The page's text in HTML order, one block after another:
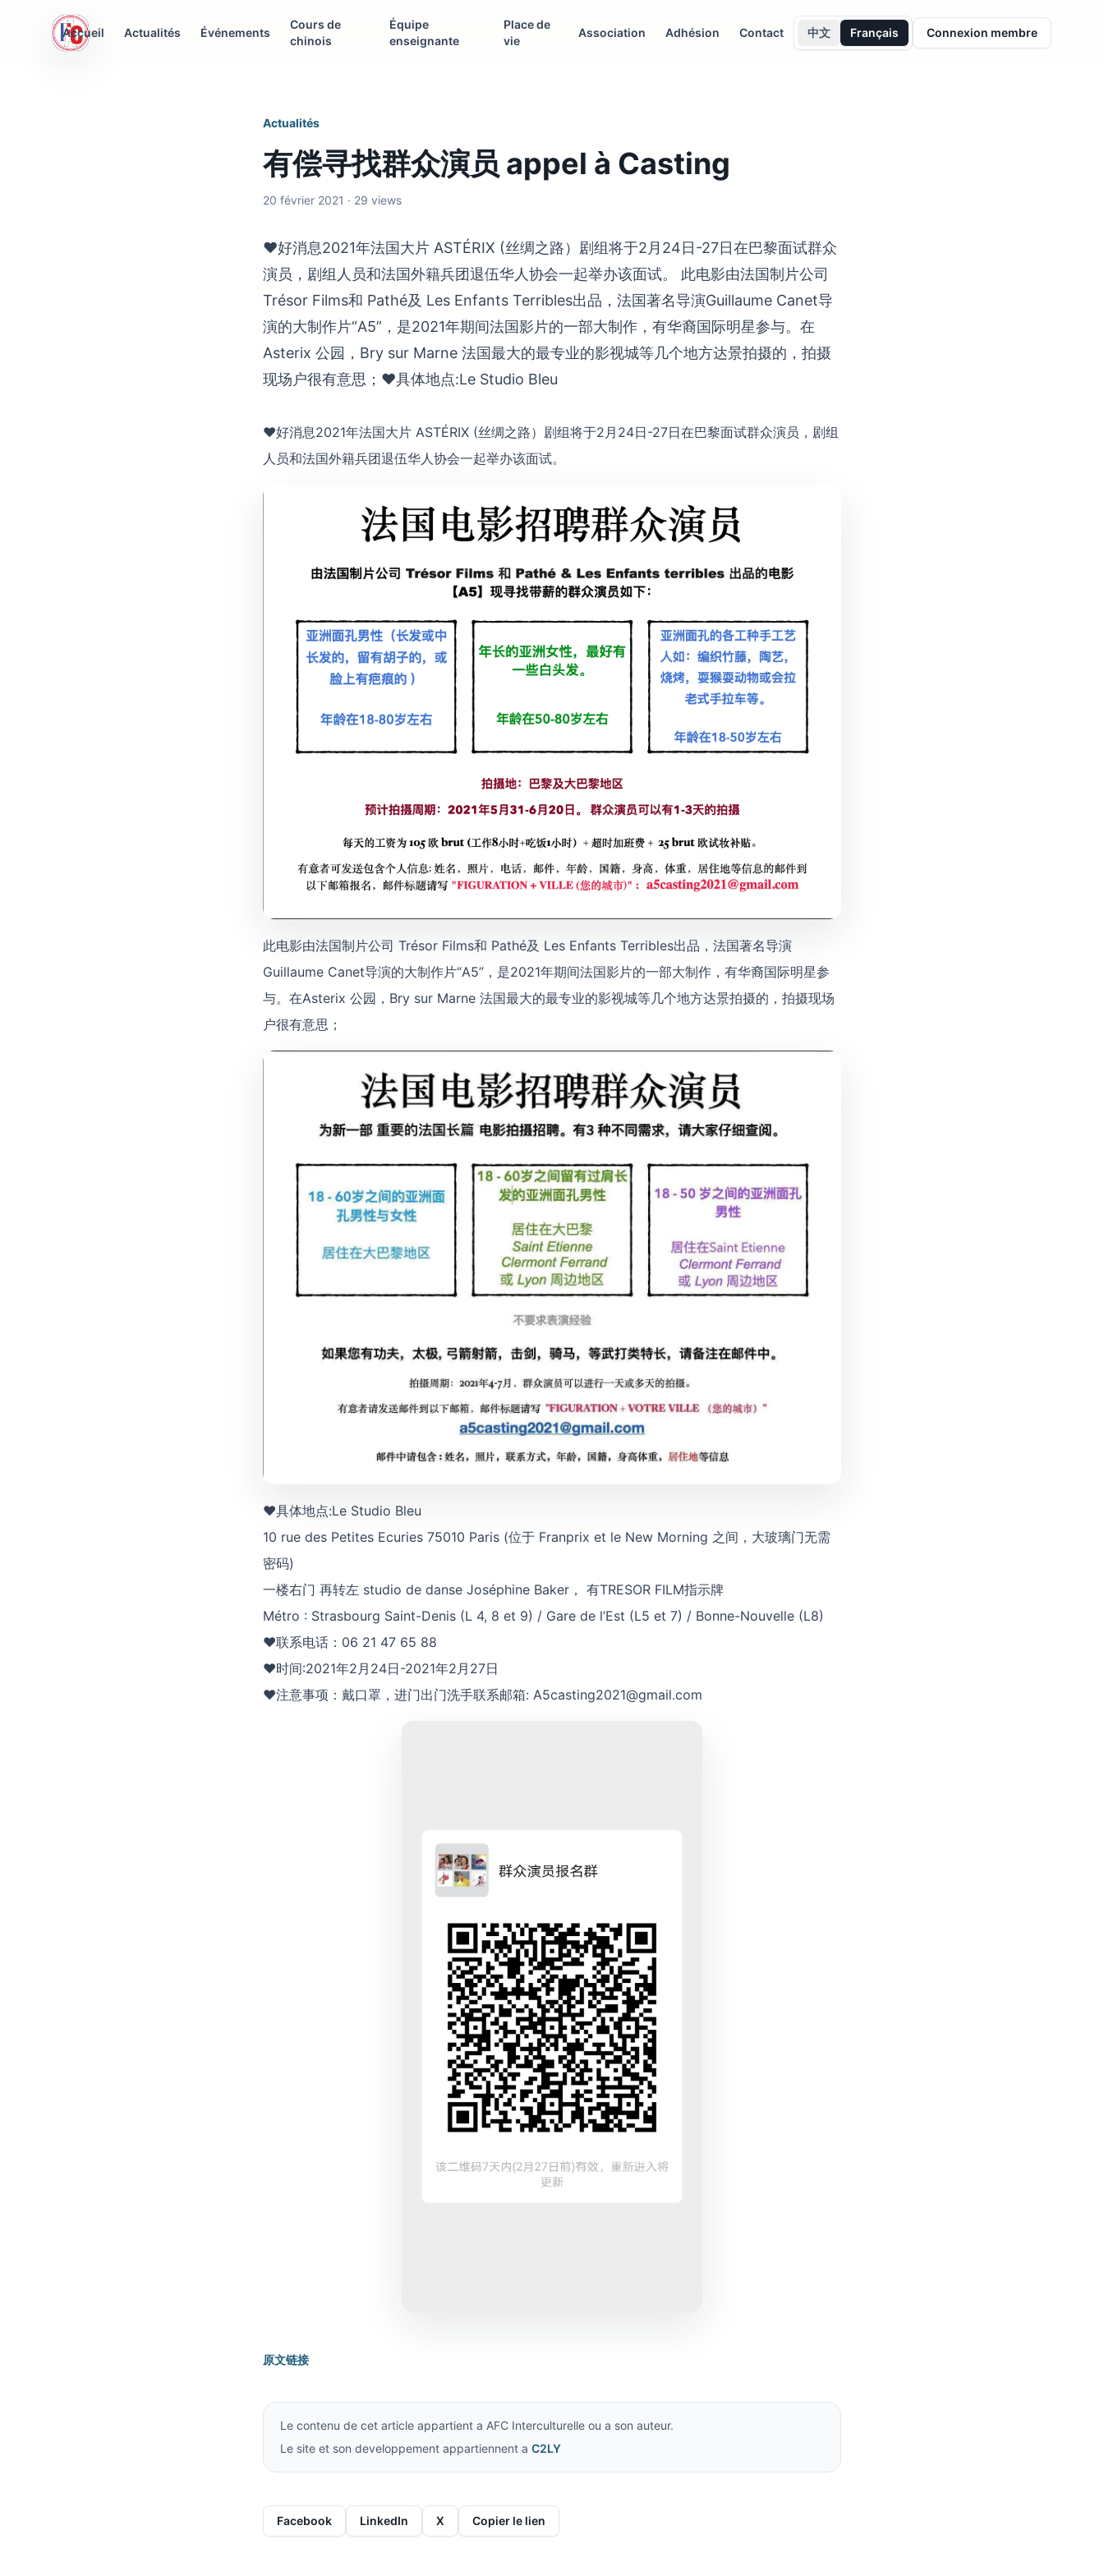
AFC Interculturelle
Accueil Actualités Événements
Cours de
chinois
Équipe
enseignante
Place de
vie
Association Adhésion Contact 中文 Français Connexion membre
Actualités
有偿寻找群众演员 appel à Casting
20 février 2021 · 29 views
♥好消息2021年法国大片 ASTÉRIX (丝绸之路）剧组将于2月24日-27日在巴黎面试群众
演员，剧组人员和法国外籍兵团退伍华人协会一起举办该面试。 此电影由法国制片公司
Trésor Films和 Pathé及 Les Enfants Terribles出品，法国著名导演Guillaume Canet导
演的大制作片“A5”，是2021年期间法国影片的一部大制作，有华裔国际明星参与。在
Asterix 公园，Bry sur Marne 法国最大的最专业的影视城等几个地方达景拍摄的，拍摄
现场户很有意思；♥具体地点:Le Studio Bleu
♥好消息2021年法国大片 ASTÉRIX (丝绸之路）剧组将于2月24日-27日在巴黎面试群众演员，剧组
人员和法国外籍兵团退伍华人协会一起举办该面试。
此电影由法国制片公司 Trésor Films和 Pathé及 Les Enfants Terribles出品，法国著名导演
Guillaume Canet导演的大制作片“A5”，是2021年期间法国影片的一部大制作，有华裔国际明星参
与。在Asterix 公园，Bry sur Marne 法国最大的最专业的影视城等几个地方达景拍摄的，拍摄现场
户很有意思；
♥具体地点:Le Studio Bleu
10 rue des Petites Ecuries 75010 Paris (位于 Franprix et le New Morning 之间，大玻璃门无需
密码)
一楼右门 再转左 studio de danse Joséphine Baker， 有TRESOR FILM指示牌
Métro : Strasbourg Saint-Denis (L 4, 8 et 9) / Gare de l’Est (L5 et 7) / Bonne-Nouvelle (L8)
♥联系电话：06 21 47 65 88
♥时间:2021年2月24日-2021年2月27日
♥注意事项：戴口罩，进门出门洗手联系邮箱: A5casting2021@gmail.com
原文链接
Le contenu de cet article appartient a AFC Interculturelle ou a son auteur.
Le site et son developpement appartiennent a C2LY
Facebook LinkedIn X Copier le lien